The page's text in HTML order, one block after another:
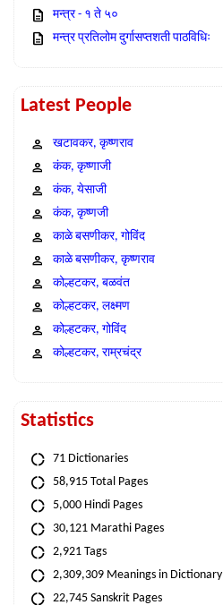
मन्त्र - १ ते ५०
मन्त्र प्रतिलोम दुर्गासप्तशती पाठविधिः
Latest People
खटावकर, कृष्णराव
कंक, कृष्णाजी
कंक, येसाजी
कंक, कृष्णजी
काळे बसणीकर, गोविंद
काळे बसणीकर, कृष्णराव
कोल्हटकर, बळवंत
कोल्हटकर, लक्ष्मण
कोल्हटकर, गोविंद
कोल्हटकर, राम्रचंद्र
Statistics
71 Dictionaries
58,915 Total Pages
5,000 Hindi Pages
30,121 Marathi Pages
2,921 Tags
2,309,309 Meanings in Dictionary
22,745 Sanskrit Pages